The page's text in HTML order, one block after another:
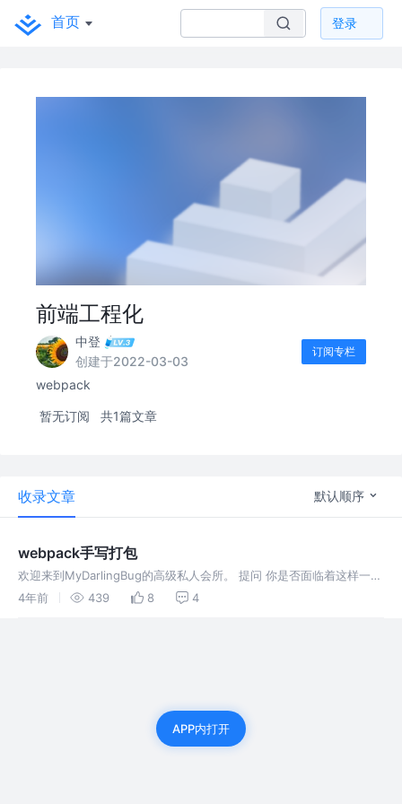
首页 登录
前端工程化
中登
创建于2022-03-03
订阅专栏
webpack
暂无订阅 共1篇文章
收录文章 默认顺序
webpack手写打包
欢迎来到MyDarlingBug的高级私人会所。 提问 你是否面临着这样一个
困扰? 面试官：webpack打包原理是什么? 我: 打包原理是不啦不啦
4年前 439 8 4
APP内打开